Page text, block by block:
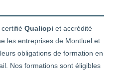
Qualiopi et accrédité
les entreprises de Montluel et
obligations de formation en
Nos formations sont éligibles